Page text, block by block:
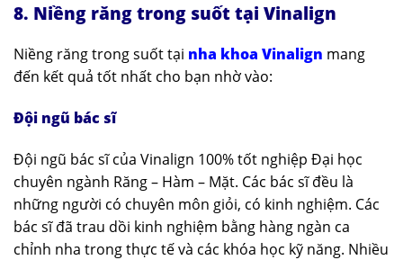
8. Niềng răng trong suốt tại Vinalign
Niềng răng trong suốt tại nha khoa Vinalign mang
đến kết quả tốt nhất cho bạn nhờ vào:
Đội ngũ bác sĩ
Đội ngũ bác sĩ của Vinalign 100% tốt nghiệp Đại học
chuyên ngành Răng – Hàm – Mặt. Các bác sĩ đều là
những người có chuyên môn giỏi, có kinh nghiệm. Các
bác sĩ đã trau dồi kinh nghiệm bằng hàng ngàn ca
chỉnh nha trong thực tế và các khóa học kỹ năng. Nhiều